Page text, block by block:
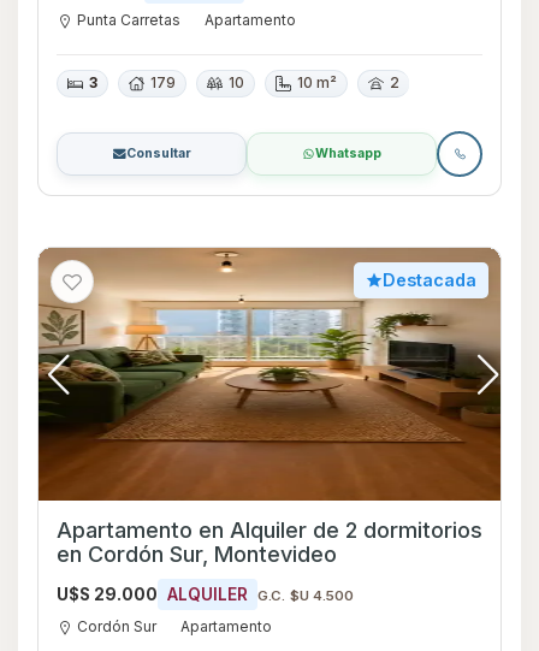
Punta Carretas Apartamento
3 179 10 10 m² 2
Consultar Whatsapp
Destacada
Apartamento en Alquiler de 2 dormitorios
en Cordón Sur, Montevideo
U$S 29.000 ALQUILER G.C. $U 4.500
Cordón Sur Apartamento